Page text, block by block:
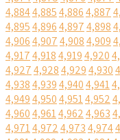
4,8844,8854,8864,887
4,8954,8964,8974,898
4,9064,9074,9084,909
4,9174,9184,9194,920
4,9274,9284,9294,930
4,9384,9394,9404,941
4,9494,9504,9514,952
4,9604,9614,9624,963
4,9714,9724,9734,974